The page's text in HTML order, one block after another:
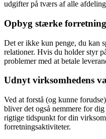
udgifter på tværs af alle
Opbyg stærke
Det er ikke kun penge, du kan
relationer. Hvis du holder styr
problemer med at betale
Udnyt virksomhedens
Ved at forstå (og kunne
bliver det også nemmere for
rigtige tidspunkt for din
forretningsaktiviteter.